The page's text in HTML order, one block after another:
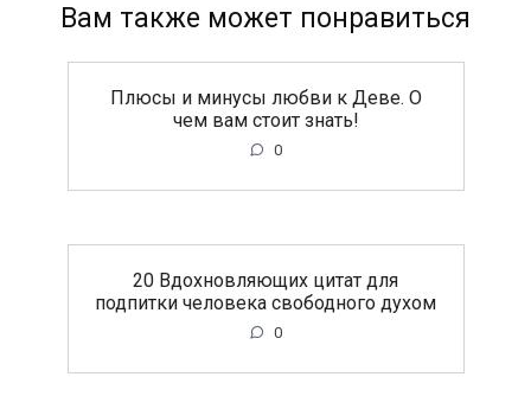
Вам также может понравиться
Плюсы и минусы любви к Деве. О
чем вам стоит знать!
0
20 Вдохновляющих цитат для
подпитки человека свободного духом
0